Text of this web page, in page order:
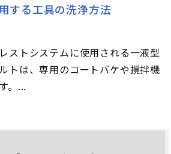
する工具の洗浄方法
ストシステムに使用される一液型
トは、専用のコートバケや撹拌機
。...